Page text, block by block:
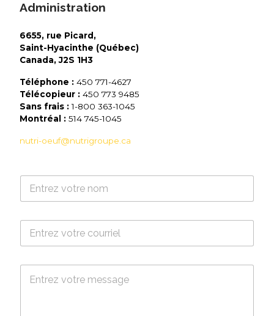
Administration
6655, rue Picard,
Saint-Hyacinthe (Québec)
Canada, J2S 1H3
Téléphone : 450 771-4627
Télécopieur : 450 773 9485
Sans frais :1-800 363-1045
Montréal : 514 745-1045
nutri-oeuf@nutrigroupe.ca
m
u